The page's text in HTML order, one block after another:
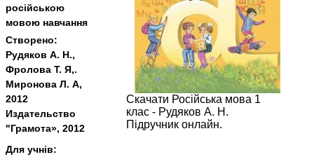
Скачати Російська мова 1
клас - Рудяков А. Н.
Підручник онлайн.
російською
мовою навчання
Створено:
Рудяков А. Н.,
Фролова Т. Я,.
Миронова Л. А,
2012
Издательство
"Грамота», 2012
Для учнів: